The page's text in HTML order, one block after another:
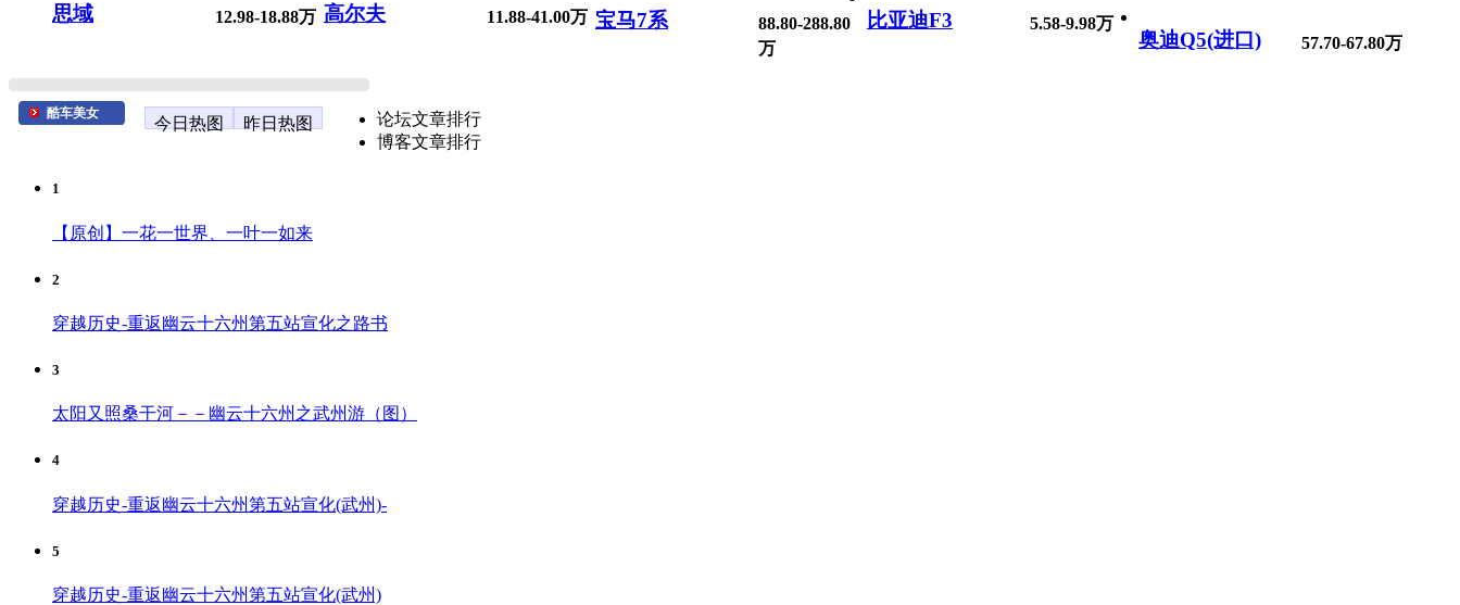
思域 12.98-18.88万 高尔夫 11.88-41.00万 宝马7系
88.80-288.80
万
比亚迪F3 5.58-9.98万
奥迪Q5(进口) 57.70-67.80万
酷车美女
今日热图 昨日热图
论坛文章排行
博客文章排行
1
【原创】一花一世界、一叶一如来
2
穿越历史-重返幽云十六州第五站宣化之路书
3
太阳又照桑干河－－幽云十六州之武州游（图）
4
穿越历史-重返幽云十六州第五站宣化(武州)-
5
穿越历史-重返幽云十六州第五站宣化(武州)